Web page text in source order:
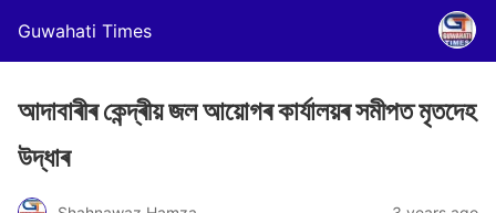
Guwahati Times
আদাবাৰীৰ কেন্দ্ৰীয় জল আয়োগৰ কাৰ্যালয়ৰ সমীপত মৃতদেহ
উদ্ধাৰ